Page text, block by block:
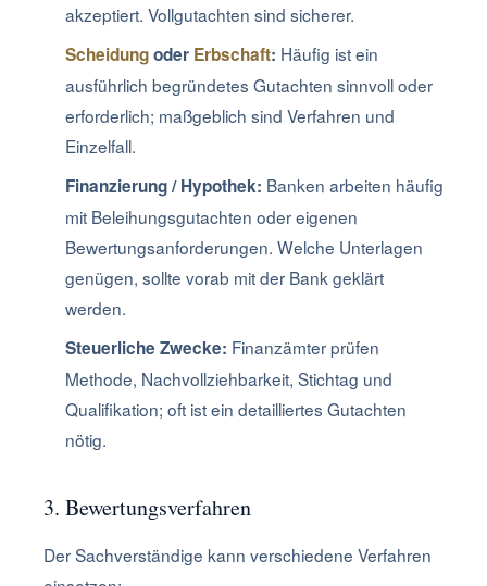
akzeptiert. Vollgutachten sind sicherer.
Scheidungoder Erbschaft: Häufig ist ein
ausführlich begründetes Gutachten sinnvoll oder
erforderlich; maßgeblich sind Verfahren und
Einzelfall.
Finanzierung / Hypothek: Banken arbeiten häufig
mit Beleihungsgutachten oder eigenen
Bewertungsanforderungen. Welche Unterlagen
genügen, sollte vorab mit der Bank geklärt
werden.
Steuerliche Zwecke: Finanzämter prüfen
Methode, Nachvollziehbarkeit, Stichtag und
Qualifikation; oft ist ein detailliertes Gutachten
nötig.
3. Bewertungsverfahren
Der Sachverständige kann verschiedene Verfahren